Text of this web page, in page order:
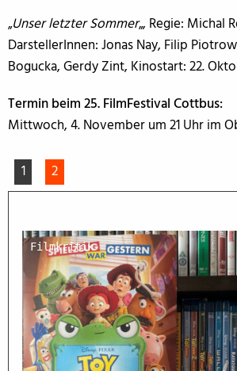
„Unser letzter Sommer„, Regie: Michal
DarstellerInnen: Jonas Nay, Filip
Bogucka, Gerdy Zint, Kinostart: 22.
Termin beim 25. FilmFestival Cottbus:
Mittwoch, 4. November um 21 Uhr im
1 2
Filmkritik